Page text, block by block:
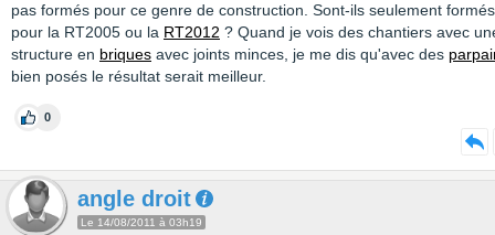
pas formés pour ce genre de construction. Sont-ils seulement formés
pour la RT2005 ou la RT2012 ? Quand je vois des chantiers avec
structure en briques avec joints minces, je me dis qu'avec des
bien posés le résultat serait meilleur.
0
angle droit
Le 14/08/2011 à 03h19